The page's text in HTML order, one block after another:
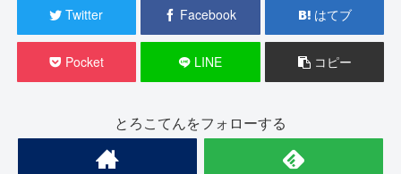
Twitter Facebook はてブ
Pocket LINE コピー
とろこてんをフォローする